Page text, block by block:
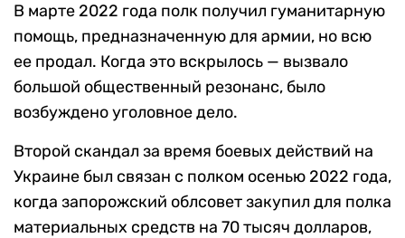
В марте 2022 года полк получил гуманитарную
помощь, предназначенную для армии, но всю
ее продал. Когда это вскрылось — вызвало
большой общественный резонанс, было
возбуждено уголовное дело.
Второй скандал за время боевых действий на
Украине был связан с полком осенью 2022 года,
когда запорожский облсовет закупил для полка
материальных средств на 70 тысяч долларов,